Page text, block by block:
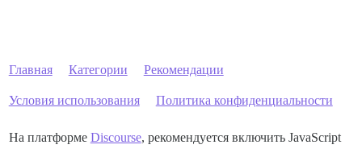
Главная Категории Рекомендации
Условия использования Политика конфиденциальности
На платформе Discourse, рекомендуется включить JavaScript